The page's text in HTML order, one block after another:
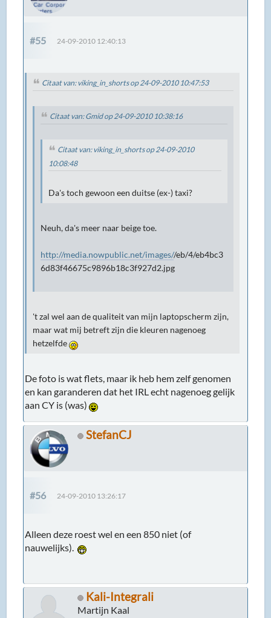
#55 24-09-2010 12:40:13
Citaat van: viking_in_shorts op 24-09-2010 10:47:53
Citaat van: Gmid op 24-09-2010 10:38:16
Citaat van: viking_in_shorts op 24-09-2010
10:08:48
Da's toch gewoon een duitse (ex-) taxi?
Neuh, da's meer naar beige toe.
http://media.nowpublic.net/images//eb/4/eb4bc3
6d83f46675c9896b18c3f927d2.jpg
't zal wel aan de qualiteit van mijn laptopscherm zijn,
maar wat mij betreft zijn die kleuren nagenoeg
hetzelfde
De foto is wat flets, maar ik heb hem zelf genomen
en kan garanderen dat het IRL echt nagenoeg gelijk
aan CY is (was)
StefanCJ
#56 24-09-2010 13:26:17
Alleen deze roest wel en een 850 niet (of
nauwelijks).
Kali-Integrali
Martijn Kaal